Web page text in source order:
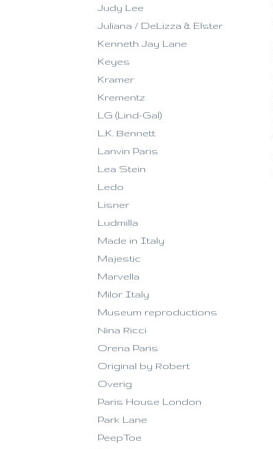
Judy Lee
Juliana / DeLizza & Elster
Kenneth Jay Lane
Keyes
Kramer
Krementz
LG (Lind-Gal)
L.K. Bennett
Lanvin Paris
Lea Stein
Ledo
Lisner
Ludmilla
Made in Italy
Majestic
Marvella
Milor Italy
Museum reproductions
Nina Ricci
Orena Paris
Original by Robert
Overig
Paris House London
Park Lane
PeepToe